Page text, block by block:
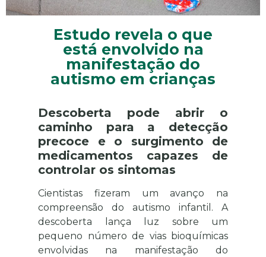
Estudo revela o que
está envolvido na
manifestação do
autismo em crianças
Descoberta pode abrir o
caminho para a detecção
precoce e o surgimento de
medicamentos capazes de
controlar os sintomas
Cientistas fizeram um avanço na
compreensão do autismo infantil. A
descoberta lança luz sobre um
pequeno número de vias bioquímicas
envolvidas na manifestação do